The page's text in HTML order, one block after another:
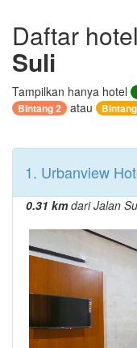
Daftar
Suli
Tampilkan hanya hotel
Bintang 2
atau
1. Urbanview
0.31 kmdari Jalan